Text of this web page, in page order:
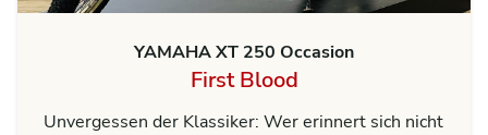
YAMAHA XT 250 Occasion
First Blood
Unvergessen der Klassiker: Wer erinnert sich nicht